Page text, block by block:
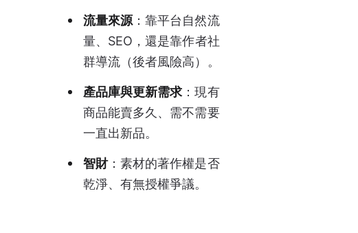
流量來源 ：靠平台自然流
量、SEO，還是靠作者社
群導流（後者風險高）。
產品庫與更新需求 ：現有
商品能賣多久、需不需要
一直出新品。
智財：素材的著作權是否
乾淨、有無授權爭議。